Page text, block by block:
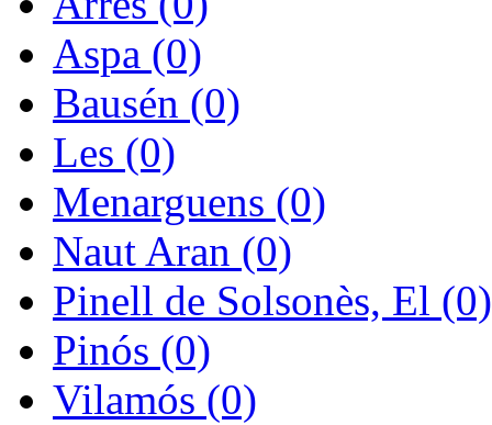
Aspa (0)
Bausén (0)
Les (0)
Menarguens (0)
Naut Aran (0)
Pinell de Solsonès, El (0)
Pinós (0)
Vilamós (0)